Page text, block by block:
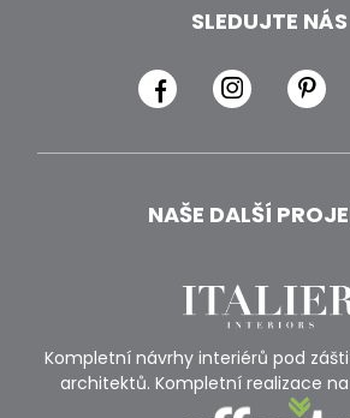
SLEDUJTE NÁS
NAŠE DALŠÍ
Kompletní návrhy interiérů pod
architektů. Kompletní realizace na